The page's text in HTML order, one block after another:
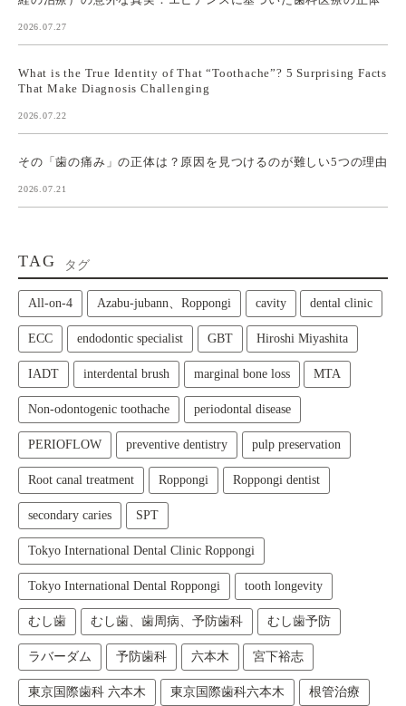
2026.07.27
What is the True Identity of That “Toothache”? 5 Surprising Facts
That Make Diagnosis Challenging
2026.07.22
その「歯の痛み」の正体は？原因を見つけるのが難しい5つの理由
2026.07.21
TAG タグ
All‑on‑4 Azabu-jubann、Roppongi cavity dental clinic
ECC endodontic specialist GBT Hiroshi Miyashita
IADT interdental brush marginal bone loss MTA
Non-odontogenic toothache periodontal disease
PERIOFLOW preventive dentistry pulp preservation
Root canal treatment Roppongi Roppongi dentist
secondary caries SPT
Tokyo International Dental Clinic Roppongi
Tokyo International Dental Roppongi tooth longevity
むし歯 むし歯、歯周病、予防歯科 むし歯予防
ラバーダム 予防歯科 六本木 宮下裕志
東京国際歯科 六本木 東京国際歯科六本木 根管治療